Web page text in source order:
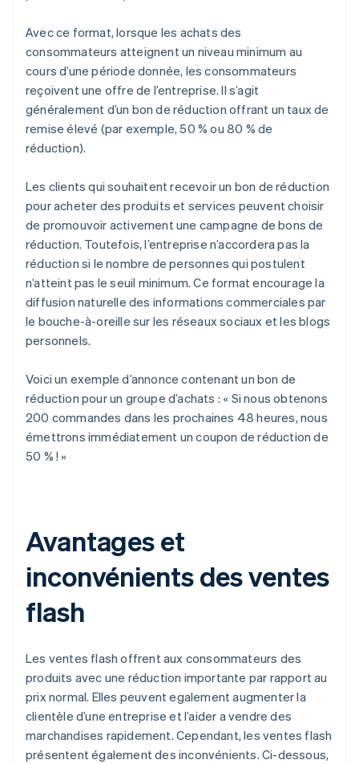
Avec ce format, lorsque les achats des
consommateurs atteignent un niveau minimum au
cours d’une période donnée, les consommateurs
reçoivent une offre de l’entreprise. Il s’agit
généralement d’un bon de réduction offrant un taux de
remise élevé (par exemple, 50 % ou 80 % de
réduction).
Les clients qui souhaitent recevoir un bon de réduction
pour acheter des produits et services peuvent choisir
de promouvoir activement une campagne de bons de
réduction. Toutefois, l’entreprise n’accordera pas la
réduction si le nombre de personnes qui postulent
n’atteint pas le seuil minimum. Ce format encourage la
diffusion naturelle des informations commerciales par
le bouche-à-oreille sur les réseaux sociaux et les blogs
personnels.
Voici un exemple d’annonce contenant un bon de
réduction pour un groupe d’achats : « Si nous obtenons
200 commandes dans les prochaines 48 heures, nous
émettrons immédiatement un coupon de réduction de
50 % ! »
Avantages et
inconvénients des ventes
flash
Les ventes flash offrent aux consommateurs des
produits avec une réduction importante par rapport au
prix normal. Elles peuvent egalement augmenter la
clientèle d’une entreprise et l’aider a vendre des
marchandises rapidement. Cependant, les ventes flash
présentent également des inconvénients. Ci-dessous,